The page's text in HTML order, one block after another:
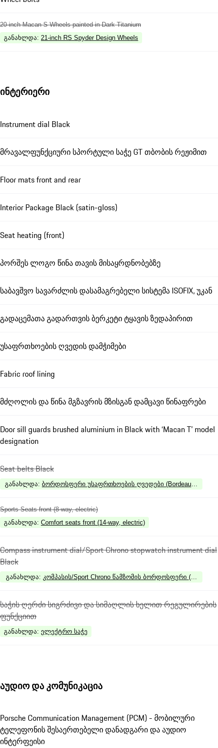
20-inch Macan S Wheels painted in Dark Titanium
განახლდა: 21-inch RS Spyder Design Wheels
ინტერიერი
Instrument dial Black
მრავალფუნქციური სპორტული საჭე GT თბობის რეჟიმით
Floor mats front and rear
Interior Package Black (satin-gloss)
Seat heating (front)
პორშეს ლოგო წინა თავის მისაყრდნობებზე
საბავშვო სავარძლის დასამაგრებელი სისტემა ISOFIX, უკან
გადაცემათა გადართვის ბერკეტი ტყავის ზედაპირით
უსაფრთხოების ღვედის დამჭიმები
Fabric roof lining
მძღოლის და წინა მგზავრის მზისგან დამცავი წინაფრები
Door sill guards brushed aluminium in Black with ‘Macan T’ model
designation
Seat belts Black
განახლდა: ბორდოსფერი უსაფრთხოების ღვედები (Bordeaux Red)
Sports Seats front (8-way, electric)
განახლდა: Comfort seats front (14-way, electric)
Compass instrument dial/Sport Chrono stopwatch instrument dial
Black
განახლდა: კომპასის/Sport Chrono წამზომის ბორდოსფერი
საჭის ღერძი სიგრძივი და სიმაღლის ხელით რეგულირების
ფუნქციით
განახლდა: ელექტრო საჭე
აუდიო და კომუნიკაცია
Porsche Communication Management (PCM) - მობილური
ტელეფონის შესაერთებელი დანადგარი და აუდიო
ინტერფეისი